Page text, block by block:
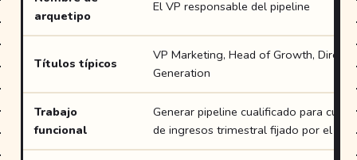
arquetipo
El VP responsable del pipeline
Títulos típicos
VP Marketing, Head of Growth,
Generation
Trabajo
funcional
Generar pipeline cualificado para
de ingresos trimestral fijado por el